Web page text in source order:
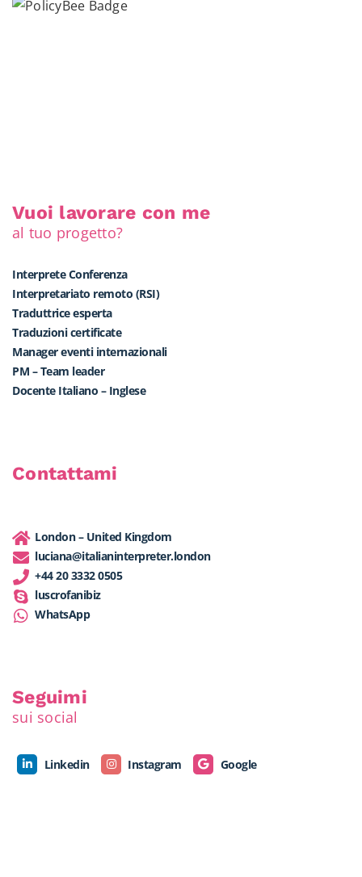
Vuoi lavorare con me
al tuo progetto?
Interprete Conferenza
Interpretariato remoto (RSI)
Traduttrice esperta
Traduzioni certificate
Manager eventi internazionali
PM – Team leader
Docente Italiano – Inglese
Contattami
London – United Kingdom
luciana@italianinterpreter.london
+44 20 3332 0505
luscrofanibiz
WhatsApp
Seguimi
sui social
Linkedin Instagram Google